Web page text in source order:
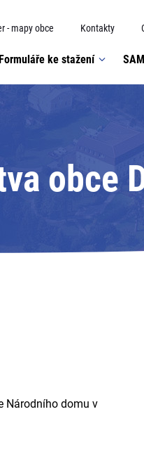
- mapy obce Kontakty
Formuláře ke stažení
obce
Národního domu v